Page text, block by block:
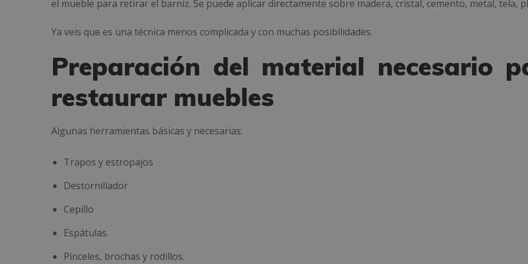
el mueble para retirar el barniz. Se puede aplicar directamente sobre madera, cristal, cemento, metal, tela,
Ya veis que es una técnica menos complicada y con muchas posibilidades.
Preparación del material necesario
restaurar muebles
Algunas herramientas básicas y necesarias:
Trapos y estropajos
Destornillador
Cepillo
Espátulas.
Pinceles, brochas y rodillos.